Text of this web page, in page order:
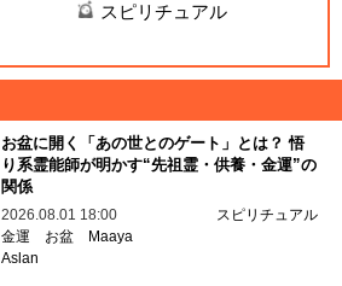
スピリチュアル
お盆に開く「あの世とのゲート」とは？ 悟
り系霊能師が明かす“先祖霊・供養・金運”の
関係
2026.08.01 18:00
スピリチュアル
金運
お盆
Maaya
Aslan